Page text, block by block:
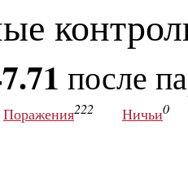
после
Поражения222 Ничьи0